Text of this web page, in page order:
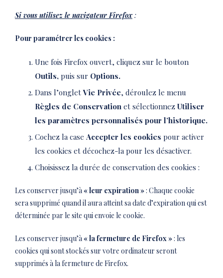
Si vous utilisez le navigateur Firefox :
Pour paramétrer les cookies :
Une fois Firefox ouvert, cliquez sur le bouton
Outils, puis sur Options.
Dans l’ongletVie Privée, déroulez le menu
Règles de Conservation et sélectionnez Utiliser
les paramètres personnalisés pour l’historique.
Cochez la case Accepter les cookies pour activer
les cookies et décochez-la pour les désactiver.
Choisissez la durée de conservation des cookies :
Les conserver jusqu’à« leur expiration »: Chaque cookie
sera supprimé quand il aura atteint sa date d’expiration qui est
déterminée par le site qui envoie le cookie.
Les conserver jusqu’à« la fermeture de Firefox »: les
cookies qui sont stockés sur votre ordinateur seront
supprimés à la fermeture de Firefox.